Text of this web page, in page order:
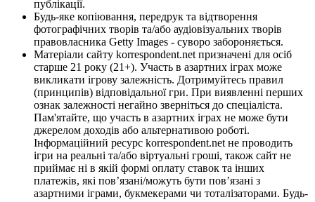
публікації.
Будь-яке копіювання, передрук та відтворення
фотографічних творів та/або аудіовізуальних творів
правовласника Getty Images - суворо забороняється.
Матеріали сайту korrespondent.net призначені для осіб
старше 21 року (21+). Участь в азартних іграх може
викликати ігрову залежність. Дотримуйтесь правил
(принципів) відповідальної гри. При виявленні перших
ознак залежності негайно зверніться до спеціаліста.
Пам'ятайте, що участь в азартних іграх не може бути
джерелом доходів або альтернативою роботі.
Інформаційний ресурс korrespondent.net не проводить
ігри на реальні та/або віртуальні гроші, також сайт не
приймає ні в якій формі оплату ставок та інших
платежів, які пов’язані/можуть бути пов’язані з
азартними іграми, букмекерами чи тоталізаторами. Будь-